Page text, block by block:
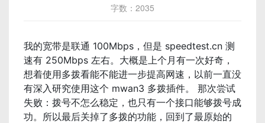
字数：2035
我的宽带是联通 100Mbps，但是 speedtest.cn 测
速有 250Mbps 左右。大概是上个月有一次好奇，
想着使用多拨看能不能进一步提高网速，以前一直没
有深入研究使用这个 mwan3 多拨插件。 那次尝试
失败：拨号不怎么稳定，也只有一个接口能够拨号成
功。所以最后关掉了多拨的功能，回到了最原始的